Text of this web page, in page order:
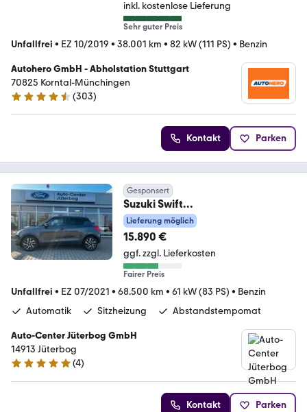
inkl. kostenlose Lieferung
Sehr guter Preis
Unfallfrei • EZ 10/2019 • 38.001 km • 82 kW (111 PS) • Benzin
Autohero GmbH - Abholstation Stuttgart
70825 Korntal-Münchingen
4.4 Sterne
(303)
Kontakt Parken
Gesponsert
Suzuki Swift
Comfort*KAMERA*ACC*SHZ*
Lieferung möglich
15.890 €
ggf. zzgl. Lieferkosten
Fairer Preis
Unfallfrei • EZ 07/2021 • 68.500 km • 61 kW (83 PS) • Benzin
Automatik
Sitzheizung Abstandstempomat
Auto-Center Jüterbog GmbH
14913 Jüterbog
5 Sterne
(4)
Kontakt Parken